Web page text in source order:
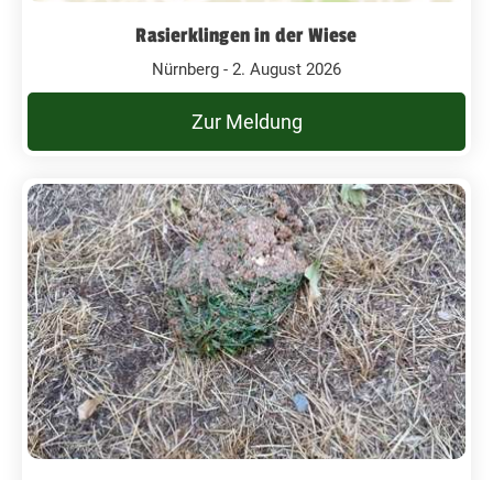
Rasierklingen in der Wiese
Nürnberg - 2. August 2026
Zur Meldung